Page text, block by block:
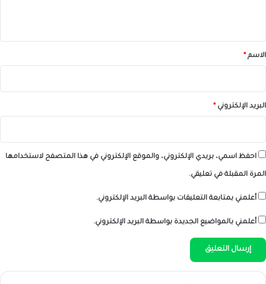
*الاسم*
البريد الإلكتروني*
احفظ اسمي، بريدي الإلكتروني، والموقع الإلكتروني في هذا المتصفح لاستخدامها
المرة المقبلة في تعليقي.
أعلمني بمتابعة التعليقات بواسطة البريد الإلكتروني.
أعلمني بالمواضيع الجديدة بواسطة البريد الإلكتروني.